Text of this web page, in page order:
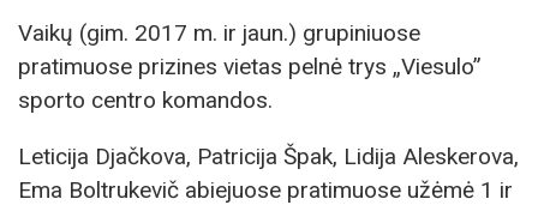
Vaikų (gim. 2017 m. ir jaun.) grupiniuose
pratimuose prizines vietas pelnė trys „Viesulo”
sporto centro komandos.
Leticija Djačkova, Patricija Špak, Lidija Aleskerova,
Ema Boltrukevič abiejuose pratimuose užėmė 1 ir